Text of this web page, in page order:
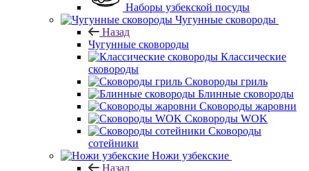
Наборы узбекской посуды
Чугунные сковороды
Назад
Чугунные сковороды
Классические
сковороды
Сковороды гриль
Блинные сковороды
Сковороды жаровни
Сковороды WOK
Сковороды
сотейники
Ножи узбекские
Назад